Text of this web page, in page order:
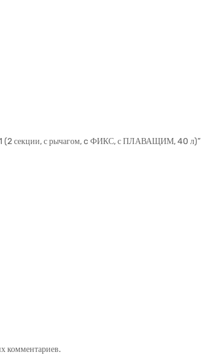
(2 секции, с рычагом, c ФИКС, с ПЛАВАЩИМ, 40 л)”
комментариев.